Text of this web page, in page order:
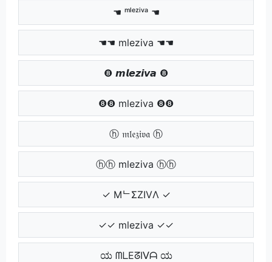
☚ ᵐˡᵉᶻⁱᵛᵃ ☚
☚☚ mleziva ☚☚
❽ 𝙢𝙡𝙚𝙯𝙞𝙫𝙖 ❽
❽❽ mleziva ❽❽
ⓗ 𝔪𝔩𝔢𝔷𝔦𝔳𝔞 ⓗ
ⓗⓗ mleziva ⓗⓗ
✓ MᄂΣZIVΛ ✓
✓✓ mleziva ✓✓
ಯ ᗰᒪEᘔIᐯᗩ ಯ